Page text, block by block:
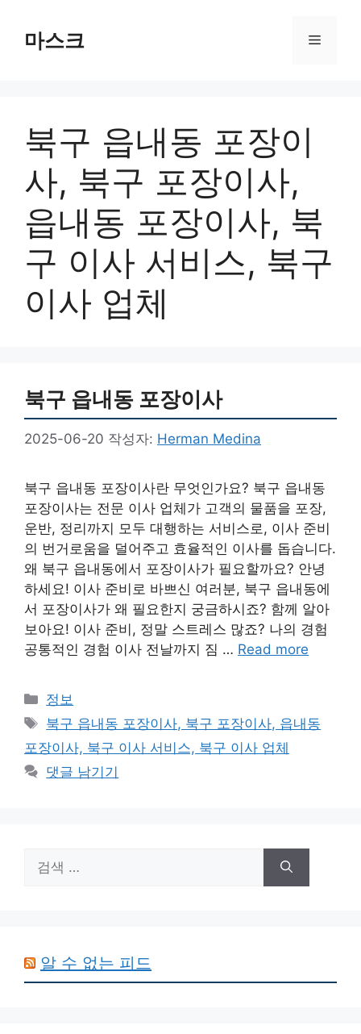
마스크 메
북구 읍내동 포장이
사, 북구 포장이사,
읍내동 포장이사, 북
구 이사 서비스, 북구
이사 업체
북구 읍내동 포장이사
2025-06-20 작성자: Herman Medina
북구 읍내동 포장이사란 무엇인가요? 북구 읍내동
포장이사는 전문 이사 업체가 고객의 물품을 포장,
운반, 정리까지 모두 대행하는 서비스로, 이사 준비
의 번거로움을 덜어주고 효율적인 이사를 돕습니다.
왜 북구 읍내동에서 포장이사가 필요할까요? 안녕
하세요! 이사 준비로 바쁘신 여러분, 북구 읍내동에
서 포장이사가 왜 필요한지 궁금하시죠? 함께 알아
보아요! 이사 준비, 정말 스트레스 많죠? 나의 경험
공통적인 경험 이사 전날까지 짐 … Read more
카
테
고
리
정보
태
그
북구 읍내동 포장이사, 북구 포장이사, 읍내동
포장이사, 북구 이사 서비스, 북구 이사 업체
댓글 남기기
색:
알 수 없는 피드